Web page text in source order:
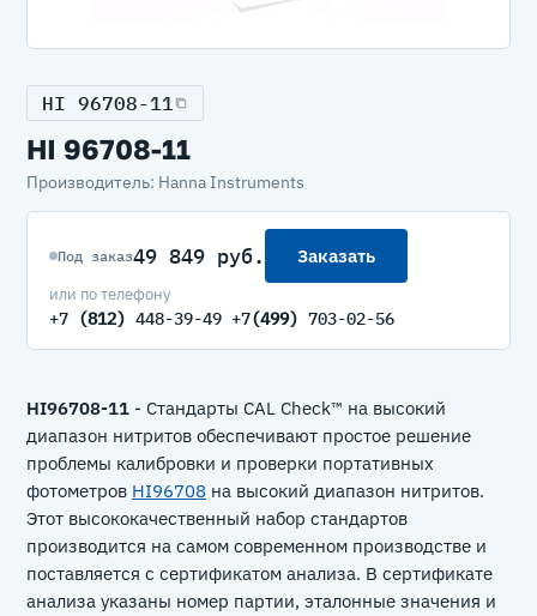
HI 96708-11
HI 96708-11
Производитель: Hanna Instruments
Под заказ49 849 руб. Заказать
или по телефону
+7 (812) 448-39-49 +7(499) 703-02-56
HI96708-11 - Стандарты CAL Check™ на высокий
диапазон нитритов обеспечивают простое решение
проблемы калибровки и проверки портативных
фотометров HI96708 на высокий диапазон нитритов.
Этот высококачественный набор стандартов
производится на самом современном производстве и
поставляется с сертификатом анализа. В сертификате
анализа указаны номер партии, эталонные значения и